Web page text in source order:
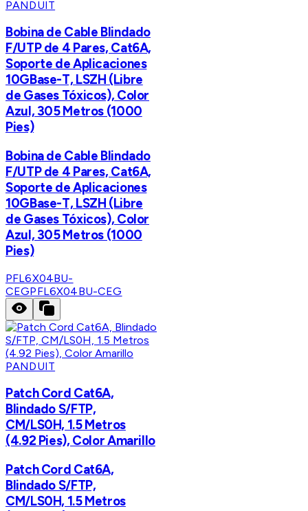
PANDUIT
Bobina de Cable Blindado
F/UTP de 4 Pares, Cat6A,
Soporte de Aplicaciones
10GBase-T, LSZH (Libre
de Gases Tóxicos), Color
Azul, 305 Metros (1000
Pies)
Bobina de Cable Blindado
F/UTP de 4 Pares, Cat6A,
Soporte de Aplicaciones
10GBase-T, LSZH (Libre
de Gases Tóxicos), Color
Azul, 305 Metros (1000
Pies)
PFL6X04BU-
CEGPFL6X04BU-CEG
PANDUIT
Patch Cord Cat6A,
Blindado S/FTP,
CM/LS0H, 1.5 Metros
(4.92 Pies), Color Amarillo
Patch Cord Cat6A,
Blindado S/FTP,
CM/LS0H, 1.5 Metros